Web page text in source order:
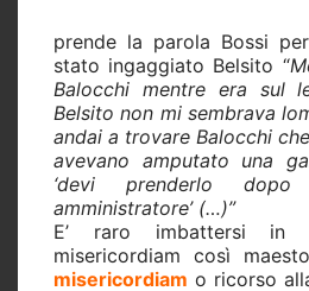
prende la parola Bossi
stato ingaggiato Belsito “
Balocchi mentre era sul
Belsito non mi sembrava
andai a trovare Balocchi
avevano amputato una
‘devi prenderlo
amministratore’ (…)”
E’ raro imbattersi in
misericordiam così
misericordiam o ricorso